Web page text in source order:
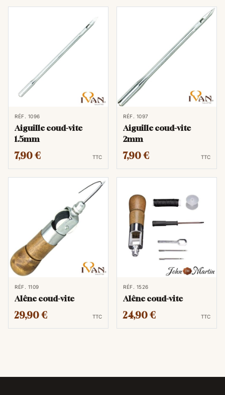
RÉF. 1096
Aiguille coud-vite
1.5mm
7,90 € TTC
RÉF. 1097
Aiguille coud-vite
2mm
7,90 € TTC
RÉF. 1109
Alêne coud-vite
29,90 € TTC
RÉF. 1526
Alêne coud-vite
24,90 € TTC